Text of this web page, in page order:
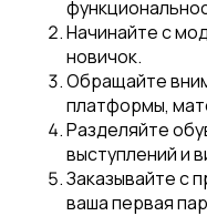
Имя
Телефон
Начинайте с
новичок.
Обращайте
платформы,
Разделяйте
выступлений и
Заказывайте с
ваша первая